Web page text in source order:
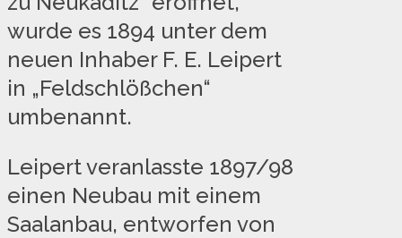
wurde es 1894 unter dem
neuen Inhaber F. E. Leipert
in „Feldschlößchen“
umbenannt.
Leipert veranlasste 1897/98
einen Neubau mit einem
Saalanbau, entworfen von